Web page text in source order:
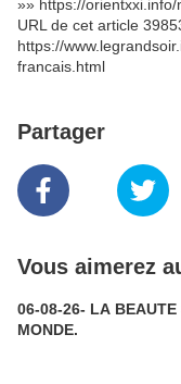
»» https://orientxxi.info/
URL de cet article
https://
francais.html
Partager
Vous aimerez
06-08-26- LA BEAUTE
MONDE.